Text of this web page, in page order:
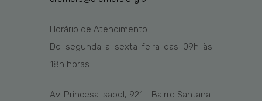
Horário de Atendimento:
De segunda a sexta-feira das 09h às
18h horas
Av. Princesa Isabel, 921 - Bairro Santana